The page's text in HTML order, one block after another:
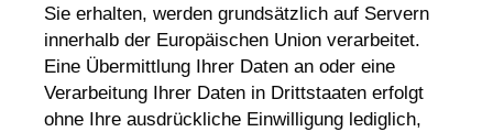
Sie erhalten, werden grundsätzlich auf Servern
innerhalb der Europäischen Union verarbeitet.
Eine Übermittlung Ihrer Daten an oder eine
Verarbeitung Ihrer Daten in Drittstaaten erfolgt
ohne Ihre ausdrückliche Einwilligung lediglich,